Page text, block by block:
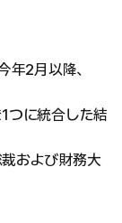
年2月以降、
つに統合した結
および財務大